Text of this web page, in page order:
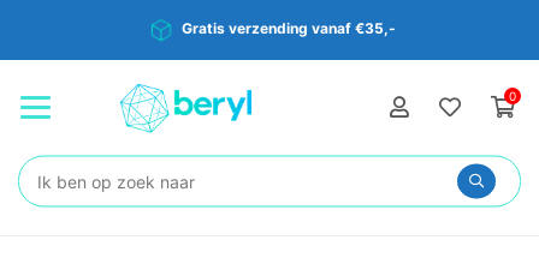
Gratis verzending vanaf €35,-
0
Zoeken: